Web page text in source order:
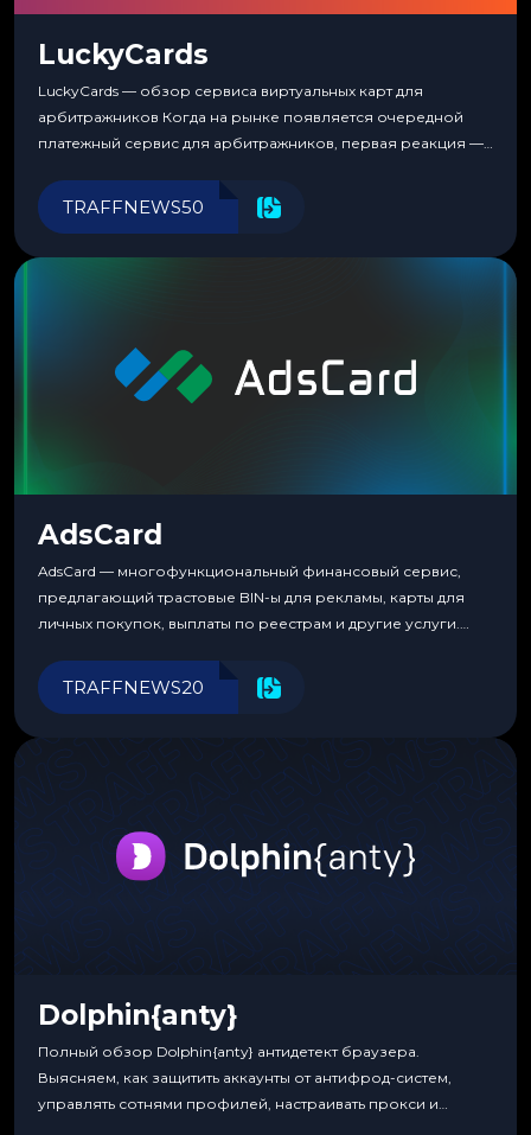
LuckyCards
LuckyCards — обзор сервиса виртуальных карт для
арбитражников Когда на рынке появляется очередной
платежный сервис для арбитражников, первая реакция —
перестаешь воспринимать всерьез любой новый продукт,
пока тот не докажет обратное делом. LuckyCards — история
TRAFFNEWS50
AdsCard
AdsCard — многофункциональный финансовый сервис,
предлагающий трастовые BIN-ы для рекламы, карты для
личных покупок, выплаты по реестрам и другие услуги.
инструменты для управления финансами.
TRAFFNEWS20
Dolphin{anty}
Полный обзор Dolphin{anty} антидетект браузера.
Выясняем, как защитить аккаунты от антифрод-систем,
управлять сотнями профилей, настраивать прокси и